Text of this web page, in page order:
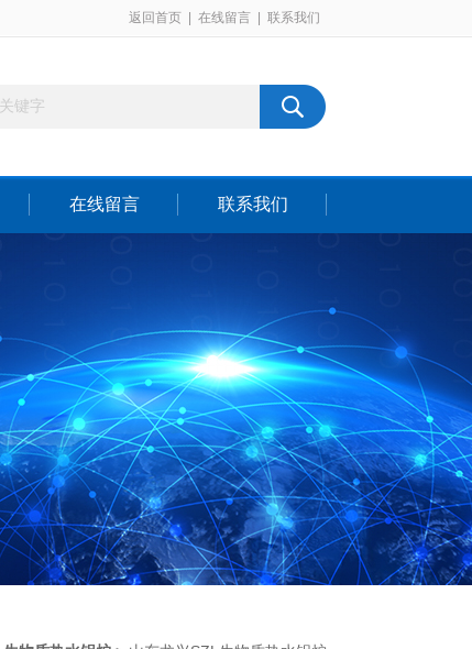
返回首页 在线留言 联系我们
在线留言 联系我们